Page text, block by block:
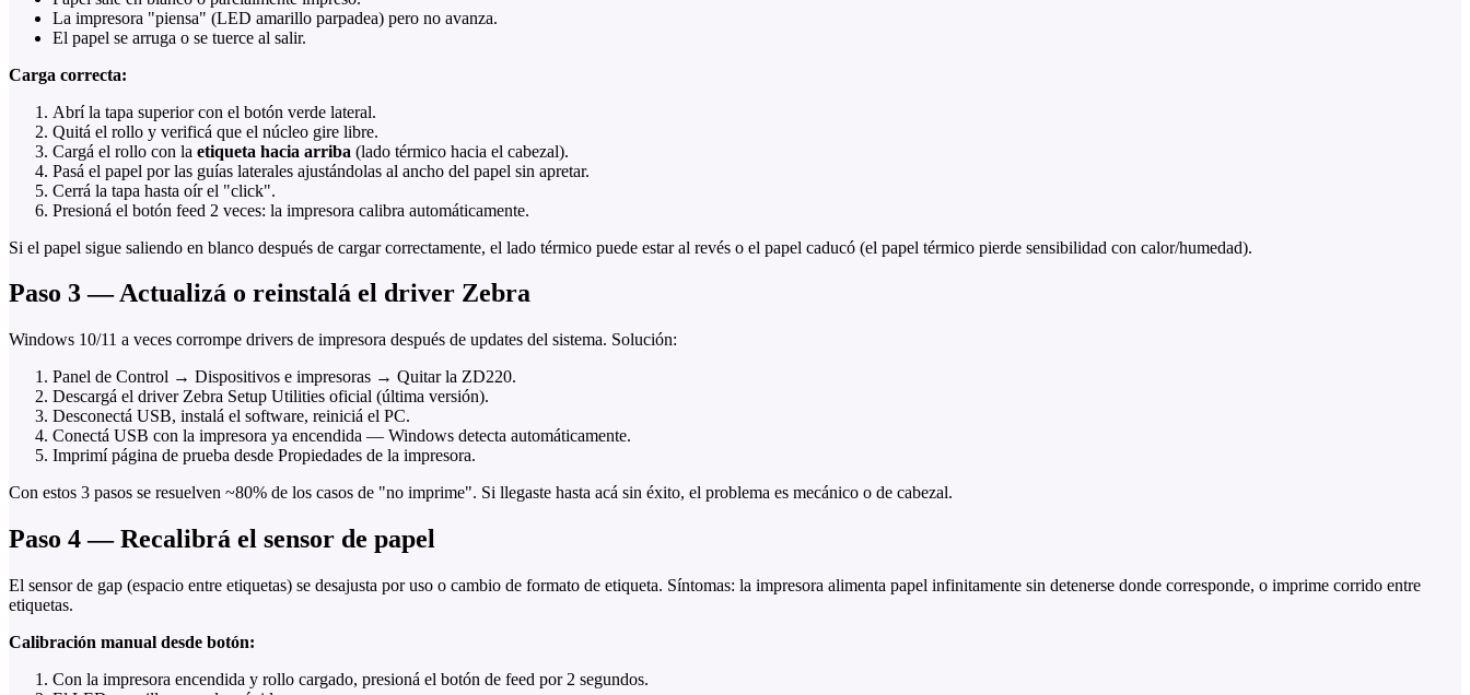
La impresora "piensa" (LED amarillo parpadea) pero no avanza.
El papel se arruga o se tuerce al salir.
Carga correcta:
Abrí la tapa superior con el botón verde lateral.
Quitá el rollo y verificá que el núcleo gire libre.
Cargá el rollo con la etiqueta hacia arriba (lado térmico hacia el cabezal).
Pasá el papel por las guías laterales ajustándolas al ancho del papel sin apretar.
Cerrá la tapa hasta oír el "click".
Presioná el botón feed 2 veces: la impresora calibra automáticamente.
Si el papel sigue saliendo en blanco después de cargar correctamente, el lado térmico puede estar al revés o el papel caducó (el papel térmico pierde sensibilidad con calor/humedad).
Paso 3 — Actualizá o reinstalá el driver Zebra
Windows 10/11 a veces corrompe drivers de impresora después de updates del sistema. Solución:
Panel de Control → Dispositivos e impresoras → Quitar la ZD220.
Descargá el driver Zebra Setup Utilities oficial (última versión).
Desconectá USB, instalá el software, reiniciá el PC.
Conectá USB con la impresora ya encendida — Windows detecta automáticamente.
Imprimí página de prueba desde Propiedades de la impresora.
Con estos 3 pasos se resuelven ~80% de los casos de "no imprime". Si llegaste hasta acá sin éxito, el problema es mecánico o de cabezal.
Paso 4 — Recalibrá el sensor de papel
El sensor de gap (espacio entre etiquetas) se desajusta por uso o cambio de formato de etiqueta. Síntomas: la impresora alimenta papel infinitamente sin detenerse donde corresponde, o imprime corrido entre
etiquetas.
Calibración manual desde botón:
Con la impresora encendida y rollo cargado, presioná el botón de feed por 2 segundos.